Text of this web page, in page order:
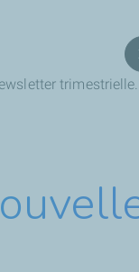
trimestrielle.